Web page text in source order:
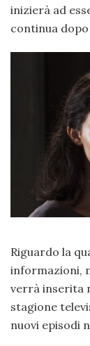
inizierà ad
continua
Riguardo la
informazioni,
verrà inserita
stagione
nuovi episodi